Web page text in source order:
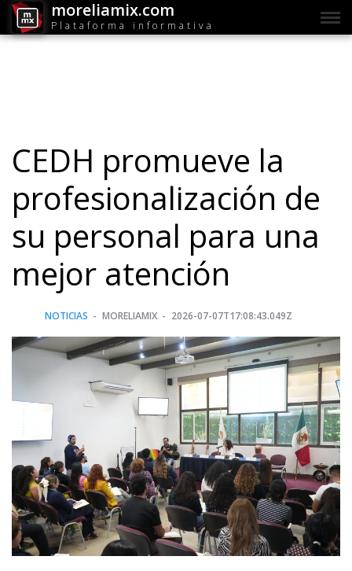
moreliamix.com
Plataforma informativa
CEDH promueve la
profesionalización de
su personal para una
mejor atención
NOTICIAS MORELIAMIX 2026-07-07T17:08:43.049Z